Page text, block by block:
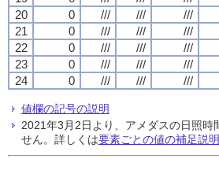
20
0 /// /// ///
21
0 /// /// ///
22
0 /// /// ///
23
0 /// /// ///
24
0 /// /// ///
値欄の記号の説明
2021年3月2日より、アメダスの日照
せん。詳しくは要素ごとの値の補足説明